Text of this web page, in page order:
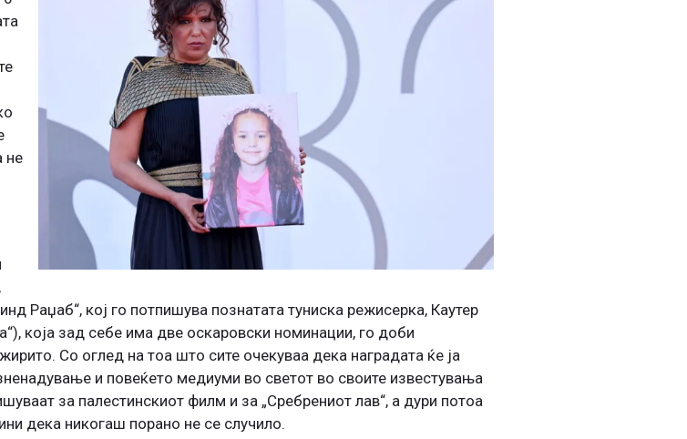
не
Раџаб“, кој го потпишува познатата туниска режисерка, Каутер
која зад себе има две оскаровски номинации, го доби
Со оглед на тоа што сите очекуваа дека наградата ќе ја
и повеќето медиуми во светот во своите известувања
за палестинскиот филм и за „Сребрениот лав“, а дури потоа
дека никогаш порано не се случило.